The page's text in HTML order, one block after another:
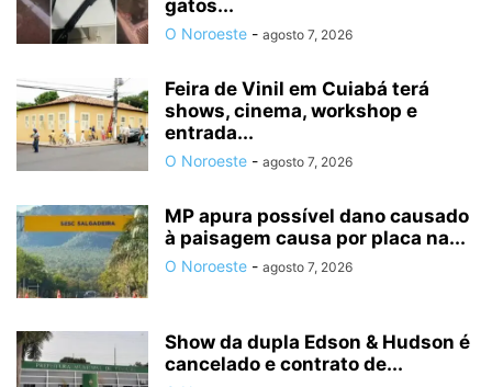
gatos...
O Noroeste - agosto 7, 2026
Feira de Vinil em Cuiabá terá
shows, cinema, workshop e
entrada...
O Noroeste - agosto 7, 2026
MP apura possível dano causado
à paisagem causa por placa na...
O Noroeste - agosto 7, 2026
Show da dupla Edson & Hudson é
cancelado e contrato de...